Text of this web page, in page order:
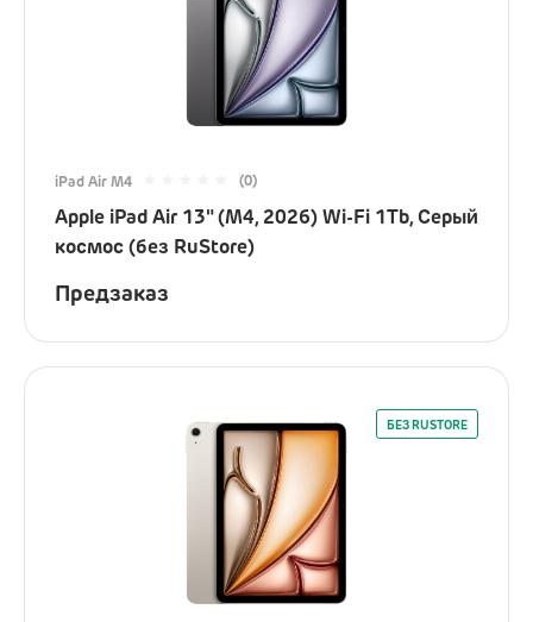
iPad Air M4 (0)
Apple iPad Air 13" (M4, 2026) Wi-Fi 1Tb, Серый
космос (без RuStore)
Предзаказ
БЕЗ RUSTORE